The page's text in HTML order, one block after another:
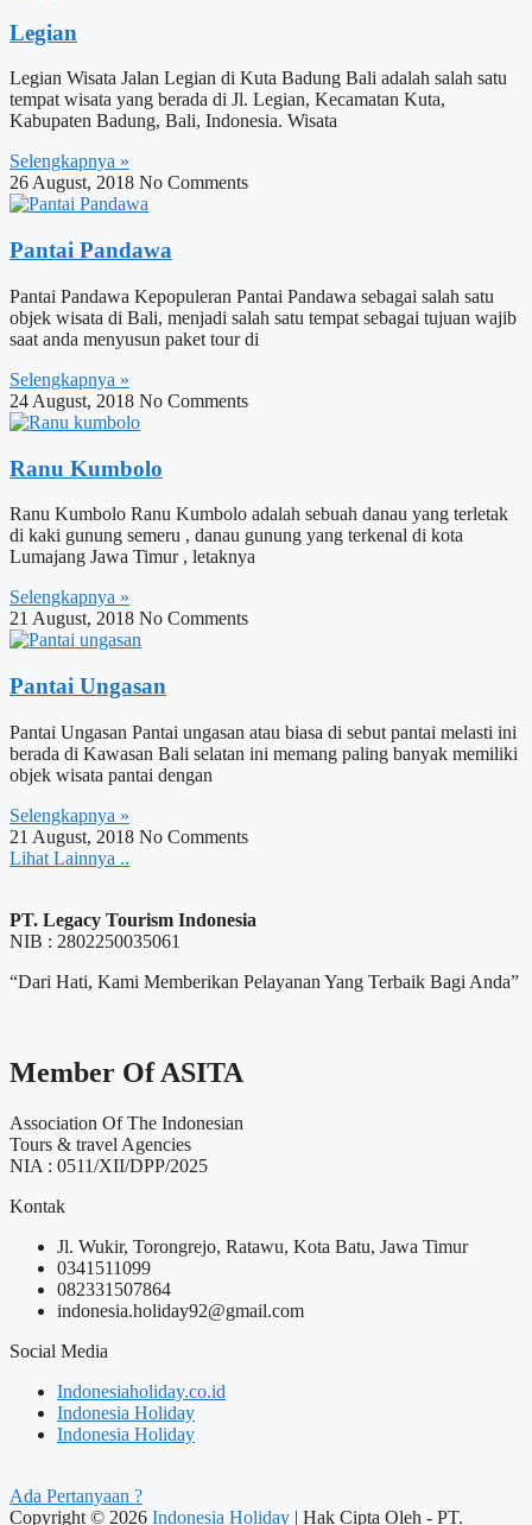
Legian
Legian Wisata Jalan Legian di Kuta Badung Bali adalah salah satu
tempat wisata yang berada di Jl. Legian, Kecamatan Kuta,
Kabupaten Badung, Bali, Indonesia. Wisata
Selengkapnya »
26 August, 2018 No Comments
Pantai Pandawa
Pantai Pandawa Kepopuleran Pantai Pandawa sebagai salah satu
objek wisata di Bali, menjadi salah satu tempat sebagai tujuan wajib
saat anda menyusun paket tour di
Selengkapnya »
24 August, 2018 No Comments
Ranu Kumbolo
Ranu Kumbolo Ranu Kumbolo adalah sebuah danau yang terletak
di kaki gunung semeru , danau gunung yang terkenal di kota
Lumajang Jawa Timur , letaknya
Selengkapnya »
21 August, 2018 No Comments
Pantai Ungasan
Pantai Ungasan Pantai ungasan atau biasa di sebut pantai melasti ini
berada di Kawasan Bali selatan ini memang paling banyak memiliki
objek wisata pantai dengan
Selengkapnya »
21 August, 2018 No Comments
Lihat Lainnya ..
PT. Legacy Tourism Indonesia
NIB : 2802250035061
“Dari Hati, Kami Memberikan Pelayanan Yang Terbaik Bagi Anda”
Member Of ASITA
Association Of The Indonesian
Tours & travel Agencies
NIA : 0511/XII/DPP/2025
Kontak
Jl. Wukir, Torongrejo, Ratawu, Kota Batu, Jawa Timur
0341511099
082331507864
indonesia.holiday92@gmail.com
Social Media
Indonesiaholiday.co.id
Indonesia Holiday
Indonesia Holiday
Ada Pertanyaan ?
Copyright © 2026 Indonesia Holiday | Hak Cipta Oleh - PT.